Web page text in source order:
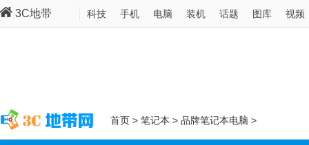
3C地带 科技 手机 电脑 装机 话题 图库 视频
首页 > 笔记本 > 品牌笔记本电脑 >